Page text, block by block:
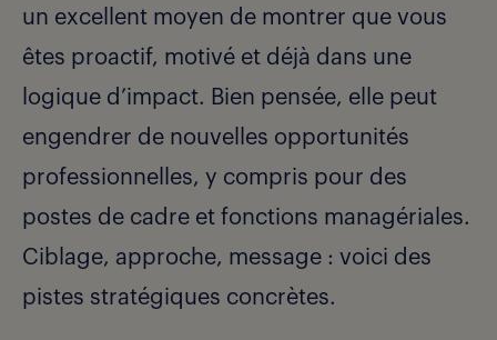
un excellent moyen de montrer que vous
êtes proactif, motivé et déjà dans une
logique d’impact. Bien pensée, elle peut
engendrer de nouvelles opportunités
professionnelles, y compris pour des
postes de cadre et fonctions managériales.
Ciblage, approche, message : voici des
pistes stratégiques concrètes.